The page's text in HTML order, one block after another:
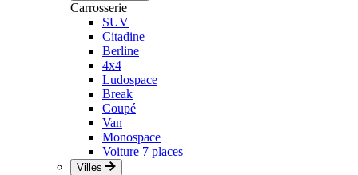
Carrosserie
SUV
Citadine
Berline
4x4
Ludospace
Break
Coupé
Van
Monospace
Voiture 7 places
Villes